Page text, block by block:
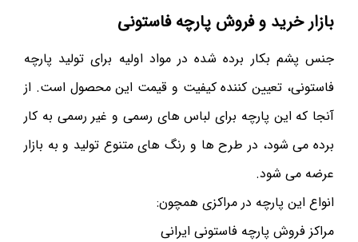
بازار خرید و فروش پارچه فاستونی
جنس پشم بکار برده شده در مواد اولیه برای تولید پارچه
فاستونی، تعیین کننده کیفیت و قیمت این محصول است. از
آنجا که این پارچه برای لباس های رسمی و غیر رسمی به کار
برده می شود، در طرح ها و رنگ های متنوع تولید و به بازار
عرضه می شود.
انواع این پارچه در مراکزی همچون:
مراکز فروش پارچه فاستونی ایرانی